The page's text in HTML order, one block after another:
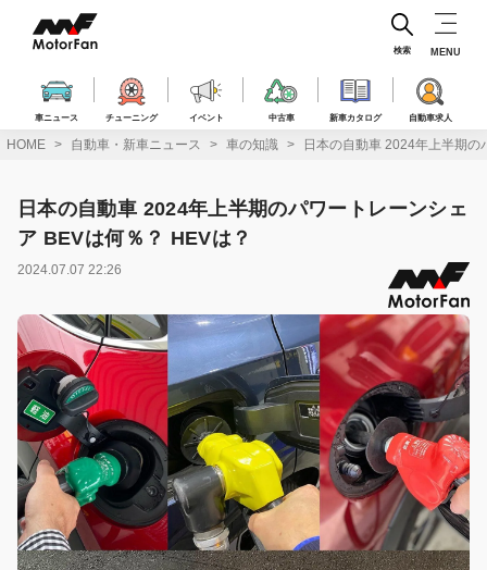
ス
車ニュース チューニング イベント 中古車 新車カタログ 自動車求人
検索 MENU
HOME 自動車・新車ニュース 車の知識 日本の自動車 2024年上半期
日本の自動車 2024年上半期のパワートレーンシェ
ア BEVは何％？ HEVは？
2024.07.07 22:26